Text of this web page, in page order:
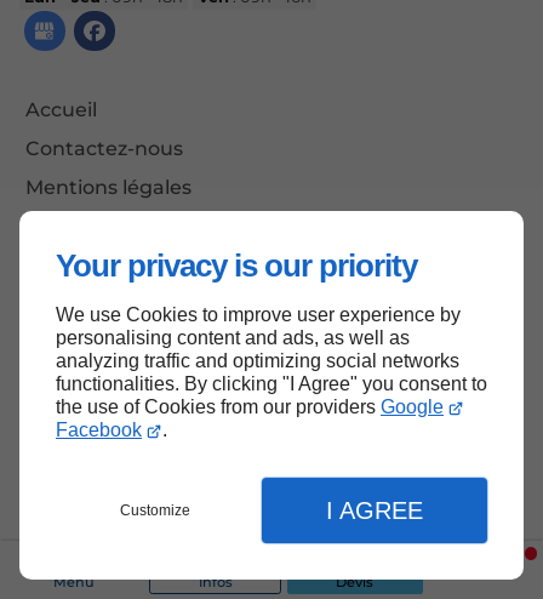
Your privacy is our priority
We use Cookies to improve user experience by
personalising content and ads, as well as
analyzing traffic and optimizing social networks
functionalities. By clicking "I Agree" you consent to
the use of Cookies from our providers Google
Facebook
.
Customize I AGREE
Menu Infos Devis
Accueil
Contactez-nous
Mentions légales
Haut de page